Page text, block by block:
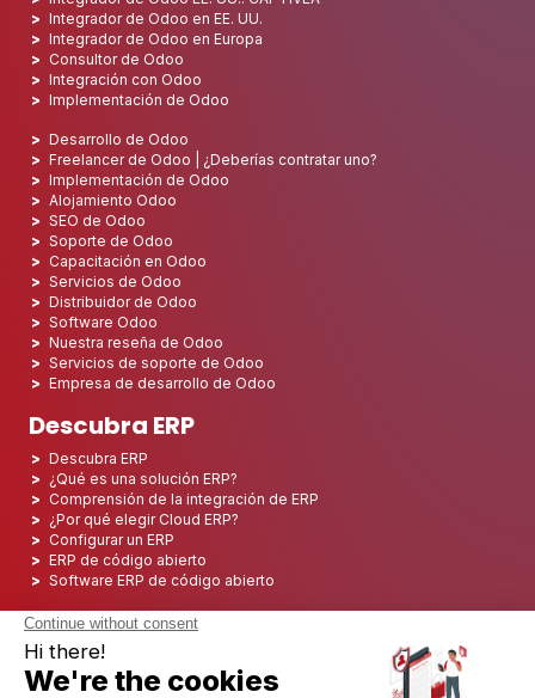
Integrador de Odoo en EE. UU.
Integrador de Odoo en Europa
Consultor de Odoo
Integración con Odoo
Implementación de Odoo
Desarrollo de Odoo
Freelancer de Odoo | ¿Deberías contratar uno?
Implementación de Odoo
Alojamiento Odoo
SEO de Odoo
Soporte de Odoo
Capacitación en Odoo
Servicios de Odoo
Distribuidor de Odoo
Software Odoo
Nuestra reseña de Odoo
Servicios de soporte de Odoo
Empresa de desarrollo de Odoo
Descubra ERP
Descubra ERP
¿Qué es una solución ERP?
Comprensión de la integración de ERP
¿Por qué elegir Cloud ERP?
Configurar un ERP
ERP de código abierto
Software ERP de código abierto
Los 5 mejores ERP de código abierto
Implementación de ERP
Integración ERP
Implementación de ERP